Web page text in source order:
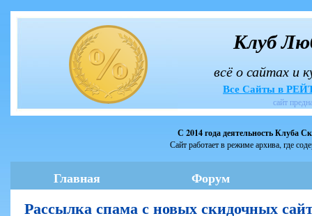
Клуб
всё о сайтах и
Все Сайты в
сайт
С 2014 года деятельность Клуба
Сайт работает в режиме архива, где
Главная Форум
Рассылка спама с новых скидочных